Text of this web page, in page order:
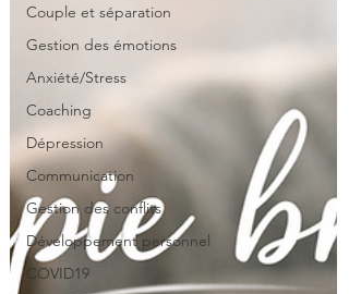
Couple et séparation
Gestion des émotions
Anxiété/Stress
Coaching
Dépression
Communication
Gestion des conflits
Développement personnel
COVID19